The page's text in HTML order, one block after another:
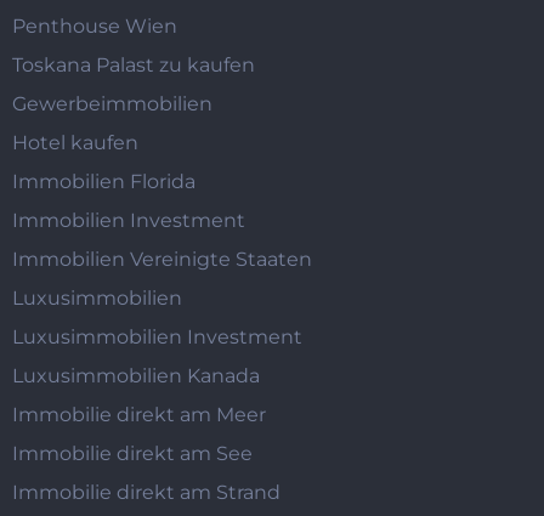
Penthouse Wien
Toskana Palast zu kaufen
Gewerbeimmobilien
Hotel kaufen
Immobilien Florida
Immobilien Investment
Immobilien Vereinigte Staaten
Luxusimmobilien
Luxusimmobilien Investment
Luxusimmobilien Kanada
Immobilie direkt am Meer
Immobilie direkt am See
Immobilie direkt am Strand